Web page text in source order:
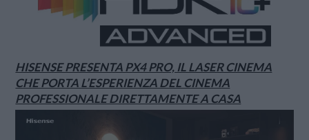
HISENSE PRESENTA PX4 PRO, IL LASER CINEMA
CHE PORTA L’ESPERIENZA DEL CINEMA
PROFESSIONALE DIRETTAMENTE A CASA